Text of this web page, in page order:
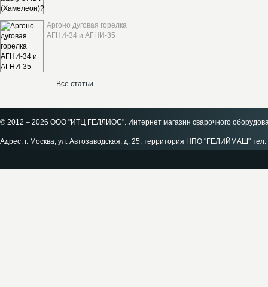
Аргоно дуговая горелка
АГНИ-34 и АГНИ-35
Все статьи
© 2012 – 2026 ООО "ИТЦ ГЕЛЛИОС". Интернет магазин сварочного
Адрес: г. Москва, ул. Автозаводская, д. 25, территория НПО "ГЕЛИЙМАШ"